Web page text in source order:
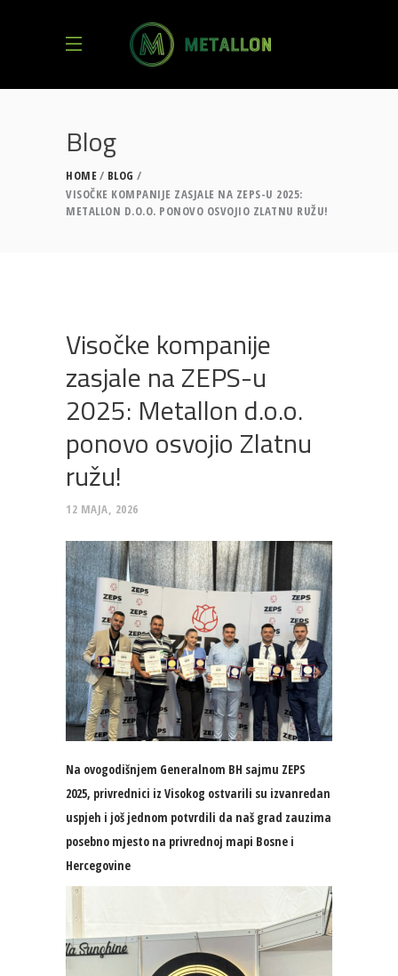
Blog
HOME
BLOG
VISOČKE KOMPANIJE ZASJALE NA ZEPS-U 2025:
METALLON D.O.O. PONOVO OSVOJIO ZLATNU RUŽU!
Visočke kompanije
zasjale na ZEPS-u
2025: Metallon d.o.o.
ponovo osvojio Zlatnu
ružu!
12 MAJA, 2026
Na ovogodišnjem Generalnom BH sajmu ZEPS
2025, privrednici iz Visokog ostvarili su izvanredan
uspjeh i još jednom potvrdili da naš grad zauzima
posebno mjesto na privrednoj mapi Bosne i
Hercegovine